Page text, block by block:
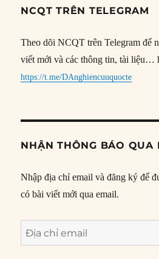
NCQT TRÊN TELEGRAM
Theo dõi NCQT trên Telegram để
viết mới và các thông tin, tài liệu…
https://t.me/DAnghiencuuquocte
NHẬN THÔNG BÁO QUA
Nhập địa chỉ email và đăng ký để
có bài viết mới qua email.
Địa
chỉ